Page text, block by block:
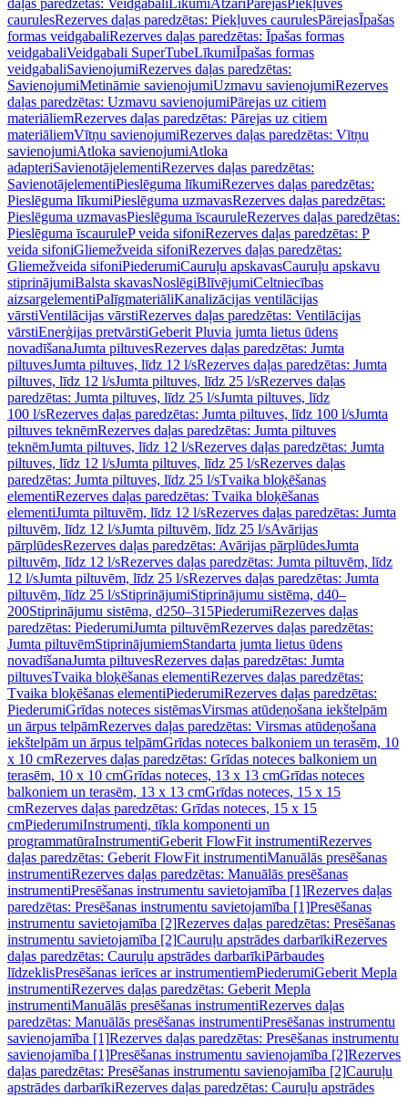
daļas paredzētas: Veidgabali LīkumiAtzari PārejasPiekļuves
caurulesRezerves daļas paredzētas: Piekļuves caurulesPārejasĪpašas
formas veidgabaliRezerves daļas paredzētas: Īpašas formas
veidgabaliVeidgabali SuperTubeLīkumiĪpašas formas
veidgabaliSavienojumiRezerves daļas paredzētas:
SavienojumiMetināmie savienojumiUzmavu savienojumiRezerves
daļas paredzētas: Uzmavu savienojumiPārejas uz citiem
materiāliemRezerves daļas paredzētas: Pārejas uz citiem
materiāliemVītņu savienojumiRezerves daļas paredzētas: Vītņu
savienojumiAtloka savienojumiAtloka
adapteriSavienotājelementiRezerves daļas paredzētas:
SavienotājelementiPieslēguma līkumiRezerves daļas paredzētas:
Pieslēguma līkumiPieslēguma uzmavasRezerves daļas paredzētas:
Pieslēguma uzmavasPieslēguma īscauruleRezerves daļas paredzētas:
Pieslēguma īscauruleP veida sifoniRezerves daļas paredzētas: P
veida sifoniGliemežveida sifoniRezerves daļas paredzētas:
Gliemežveida sifoniPiederumiCauruļu apskavasCauruļu apskavu
stiprinājumiBalsta skavasNoslēgiBlīvējumiCeltniecības
aizsargelementiPalīgmateriāliKanalizācijas ventilācijas
vārstiVentilācijas vārstiRezerves daļas paredzētas: Ventilācijas
vārstiEnerģijas pretvārstiGeberit Pluvia jumta lietus ūdens
novadīšanaJumta piltuvesRezerves daļas paredzētas: Jumta
piltuvesJumta piltuves, līdz 12 l/sRezerves daļas paredzētas: Jumta
piltuves, līdz 12 l/sJumta piltuves, līdz 25 l/sRezerves daļas
paredzētas: Jumta piltuves, līdz 25 l/sJumta piltuves, līdz
100 l/sRezerves daļas paredzētas: Jumta piltuves, līdz 100 l/sJumta
piltuves teknēmRezerves daļas paredzētas: Jumta piltuves
teknēmJumta piltuves, līdz 12 l/sRezerves daļas paredzētas: Jumta
piltuves, līdz 12 l/sJumta piltuves, līdz 25 l/sRezerves daļas
paredzētas: Jumta piltuves, līdz 25 l/sTvaika bloķēšanas
elementiRezerves daļas paredzētas: Tvaika bloķēšanas
elementiJumta piltuvēm, līdz 12 l/sRezerves daļas paredzētas: Jumta
piltuvēm, līdz 12 l/sJumta piltuvēm, līdz 25 l/sAvārijas
pārplūdesRezerves daļas paredzētas: Avārijas pārplūdesJumta
piltuvēm, līdz 12 l/sRezerves daļas paredzētas: Jumta piltuvēm, līdz
12 l/sJumta piltuvēm, līdz 25 l/sRezerves daļas paredzētas: Jumta
piltuvēm, līdz 25 l/sStiprinājumiStiprinājumu sistēma, d40–
200Stiprinājumu sistēma, d250–315PiederumiRezerves daļas
paredzētas: PiederumiJumta piltuvēmRezerves daļas paredzētas:
Jumta piltuvēmStiprinājumiemStandarta jumta lietus ūdens
novadīšanaJumta piltuvesRezerves daļas paredzētas: Jumta
piltuvesTvaika bloķēšanas elementiRezerves daļas paredzētas:
Tvaika bloķēšanas elementiPiederumiRezerves daļas paredzētas:
PiederumiGrīdas noteces sistēmasVirsmas atūdeņošana iekštelpām
un ārpus telpāmRezerves daļas paredzētas: Virsmas atūdeņošana
iekštelpām un ārpus telpāmGrīdas noteces balkoniem un terasēm, 10
x 10 cmRezerves daļas paredzētas: Grīdas noteces balkoniem un
terasēm, 10 x 10 cmGrīdas noteces, 13 x 13 cmGrīdas noteces
balkoniem un terasēm, 13 x 13 cmGrīdas noteces, 15 x 15
cmRezerves daļas paredzētas: Grīdas noteces, 15 x 15
cmPiederumiInstrumenti, tīkla komponenti un
programmatūraInstrumentiGeberit FlowFit instrumentiRezerves
daļas paredzētas: Geberit FlowFit instrumentiManuālās presēšanas
instrumentiRezerves daļas paredzētas: Manuālās presēšanas
instrumentiPresēšanas instrumentu savietojamība [1]Rezerves daļas
paredzētas: Presēšanas instrumentu savietojamība [1]Presēšanas
instrumentu savietojamība [2]Rezerves daļas paredzētas: Presēšanas
instrumentu savietojamība [2]Cauruļu apstrādes darbarīkiRezerves
daļas paredzētas: Cauruļu apstrādes darbarīkiPārbaudes
līdzeklisPresēšanas ierīces ar instrumentiemPiederumiGeberit Mepla
instrumentiRezerves daļas paredzētas: Geberit Mepla
instrumentiManuālās presēšanas instrumentiRezerves daļas
paredzētas: Manuālās presēšanas instrumentiPresēšanas instrumentu
savienojamība [1]Rezerves daļas paredzētas: Presēšanas instrumentu
savienojamība [1]Presēšanas instrumentu savienojamība [2]Rezerves
daļas paredzētas: Presēšanas instrumentu savienojamība [2]Cauruļu
apstrādes darbarīkiRezerves daļas paredzētas: Cauruļu apstrādes